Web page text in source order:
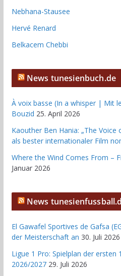
Nebhana-Stausee
Hervé Renard
Belkacem Chebbi
News tunesienbuch.de
À voix basse (In a whisper | Mit
Bouzid 25. April 2026
Kaouther Ben Hania: „The Voice
als bester internationaler Film
Where the Wind Comes From –
Januar 2026
News
El Gawafel Sportives de Gafsa
der Meisterschaft an 30. Juli 2026
Ligue 1 Pro: Spielplan der ersten
2026/2027 29. Juli 2026